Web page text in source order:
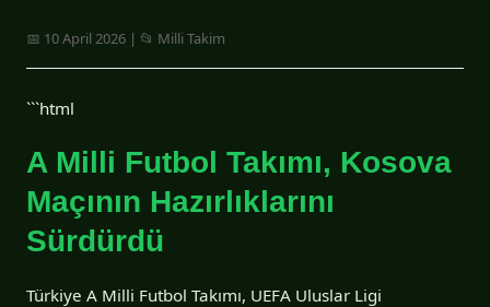
📅 10 April 2026 | 📂 Milli Takim
```html
A Milli Futbol Takımı, Kosova
Maçının Hazırlıklarını
Sürdürdü
Türkiye A Milli Futbol Takımı, UEFA Uluslar Ligi